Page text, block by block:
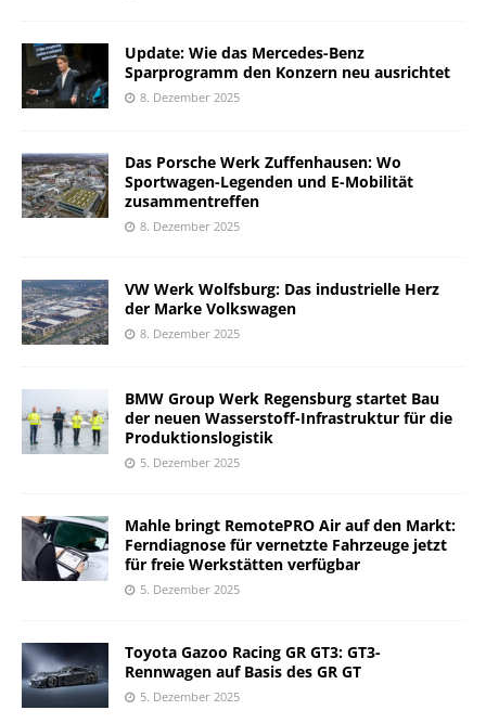
Update: Wie das Mercedes-Benz
Sparprogramm den Konzern neu ausrichtet
8. Dezember 2025
Das Porsche Werk Zuffenhausen: Wo
Sportwagen-Legenden und E-Mobilität
zusammentreffen
8. Dezember 2025
VW Werk Wolfsburg: Das industrielle Herz
der Marke Volkswagen
8. Dezember 2025
BMW Group Werk Regensburg startet Bau
der neuen Wasserstoff-Infrastruktur für die
Produktionslogistik
5. Dezember 2025
Mahle bringt RemotePRO Air auf den Markt:
Ferndiagnose für vernetzte Fahrzeuge jetzt
für freie Werkstätten verfügbar
5. Dezember 2025
Toyota Gazoo Racing GR GT3: GT3-
Rennwagen auf Basis des GR GT
5. Dezember 2025